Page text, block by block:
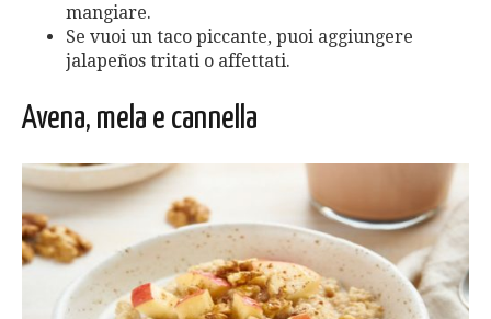
mangiare.
Se vuoi un taco piccante, puoi aggiungere
jalapeños tritati o affettati.
Avena, mela e cannella